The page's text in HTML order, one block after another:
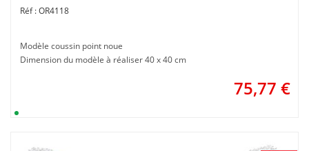
OR4118
Modèle coussin point noue
Dimension du modèle à réaliser 40 x 40 cm
75,77 €